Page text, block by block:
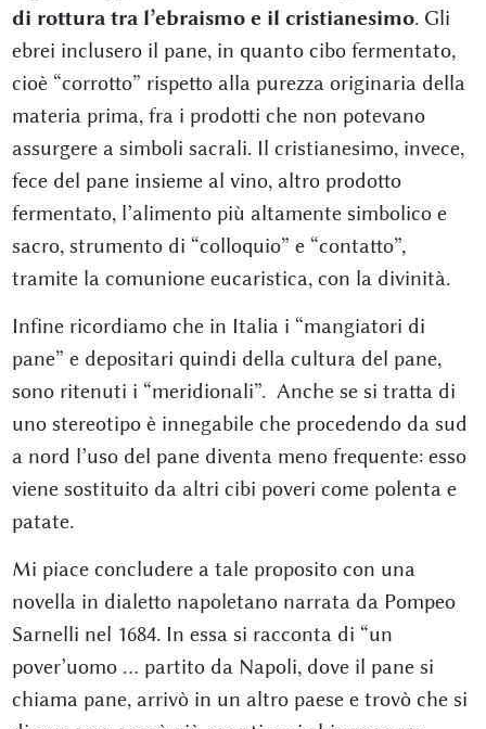
di rottura tra l’ebraismo e il cristianesimo. Gli
ebrei inclusero il pane, in quanto cibo fermentato,
cioè “corrotto” rispetto alla purezza originaria della
materia prima, fra i prodotti che non potevano
assurgere a simboli sacrali. Il cristianesimo, invece,
fece del pane insieme al vino, altro prodotto
fermentato, l’alimento più altamente simbolico e
sacro, strumento di “colloquio” e “contatto”,
tramite la comunione eucaristica, con la divinità.
Infine ricordiamo che in Italia i “mangiatori di
pane” e depositari quindi della cultura del pane,
sono ritenuti i “meridionali”. Anche se si tratta di
uno stereotipo è innegabile che procedendo da sud
a nord l’uso del pane diventa meno frequente: esso
viene sostituito da altri cibi poveri come polenta e
patate.
Mi piace concludere a tale proposito con una
novella in dialetto napoletano narrata da Pompeo
Sarnelli nel 1684. In essa si racconta di “un
pover’uomo … partito da Napoli, dove il pane si
chiama pane, arrivò in un altro paese e trovò che si